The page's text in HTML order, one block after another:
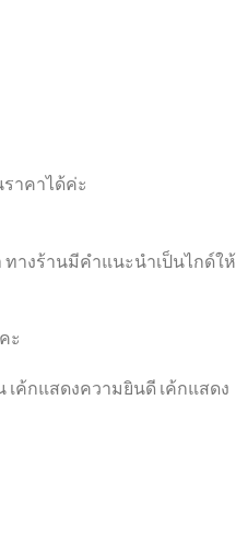
ราคาได้ค่ะ
ทางร้านมีคำแนะนำเป็นไกด์ให้
ะ
เค้กแสดงความยินดี เค้กแสดง